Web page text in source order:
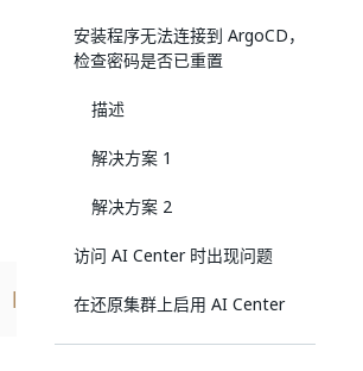
base64 -d
安装程序无法连接到 ArgoCD，
检查密码是否已重置
描述
解决方案 1
解决方案 2
访问 AI Center 时出现问题
在还原集群上启用 AI Center
在还原集群上启用 AI Center